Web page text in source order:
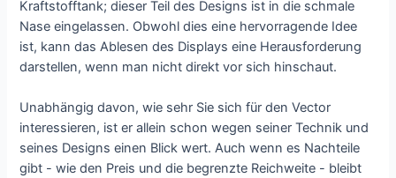
Kraftstofftank; dieser Teil des Designs ist in die schmale
Nase eingelassen. Obwohl dies eine hervorragende Idee
ist, kann das Ablesen des Displays eine Herausforderung
darstellen, wenn man nicht direkt vor sich hinschaut.
Unabhängig davon, wie sehr Sie sich für den Vector
interessieren, ist er allein schon wegen seiner Technik und
seines Designs einen Blick wert. Auch wenn es Nachteile
gibt - wie den Preis und die begrenzte Reichweite - bleibt